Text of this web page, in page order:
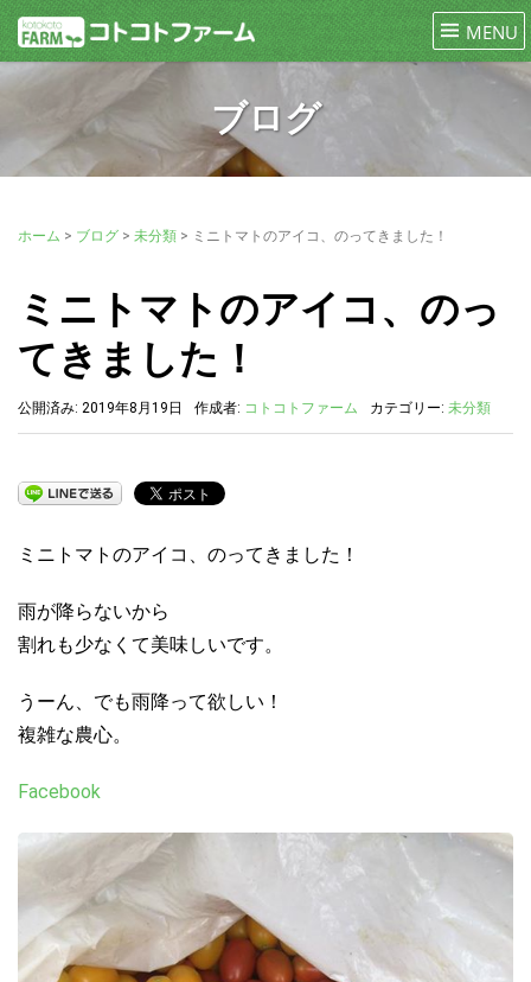
ブログ
ホーム > ブログ > 未分類 > ミニトマトのアイコ、のってきました！
ミニトマトのアイコ、のっ
てきました！
公開済み: 2019年8月19日 作成者: コトコトファーム カテゴリー: 未分類
ミニトマトのアイコ、のってきました！
雨が降らないから
割れも少なくて美味しいです。
うーん、でも雨降って欲しい！
複雑な農心。
Facebook